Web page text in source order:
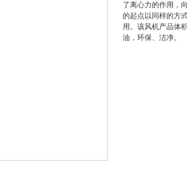
了离心力的作用，
的起点以同样的方
用。该风机产品体
油，环保、洁净。